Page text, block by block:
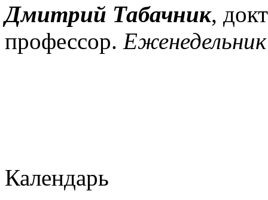
Дмитрий Табачник,
профессор.
Календарь